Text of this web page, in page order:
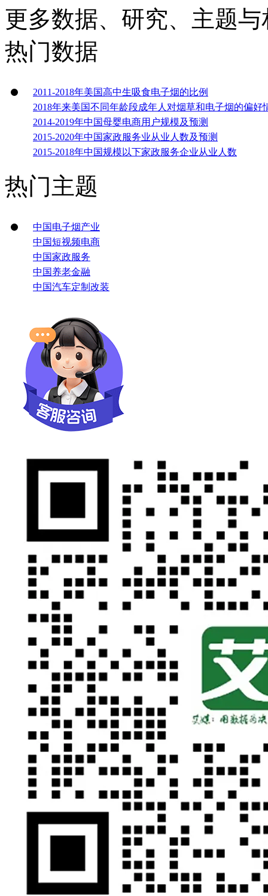
更多数据、研究、主题
热门数据
2011-2018年美国高中生吸食电子烟的比例
2018年来美国不同年龄段成年人对烟草和电子烟的偏好
2014-2019年中国母婴电商用户规模及预测
2015-2020年中国家政服务业从业人数及预测
2015-2018年中国规模以下家政服务企业从业人数
热门主题
中国电子烟产业
中国短视频电商
中国家政服务
中国养老金融
中国汽车定制改装